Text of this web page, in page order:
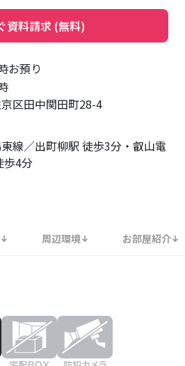
お預り
区田中関田町28-4
線／出町柳駅 徒歩3分・叡山電
歩4分
資料請求 (無料)
周辺環境 お部屋紹介